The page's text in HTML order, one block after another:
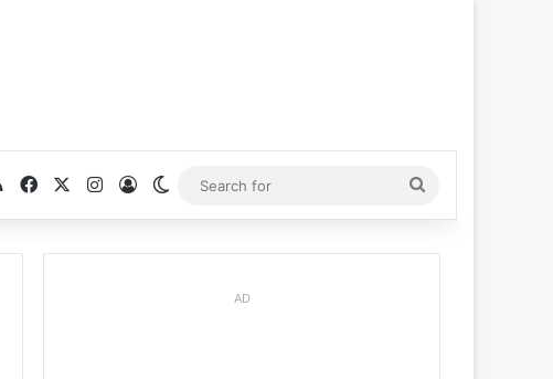
RSSFacebookInstagram
Log InSwitch skin
for
AD